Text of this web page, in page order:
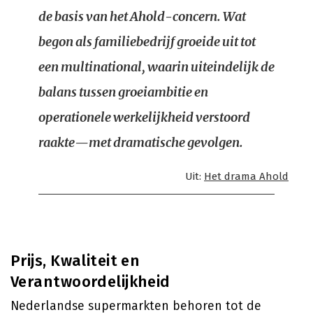
de basis van het Ahold-concern. Wat
begon als familiebedrijf groeide uit tot
een multinational, waarin uiteindelijk de
balans tussen groeiambitie en
operationele werkelijkheid verstoord
raakte—met dramatische gevolgen.
Uit: Het drama Ahold
Prijs, Kwaliteit en
Verantwoordelijkheid
Nederlandse supermarkten behoren tot de